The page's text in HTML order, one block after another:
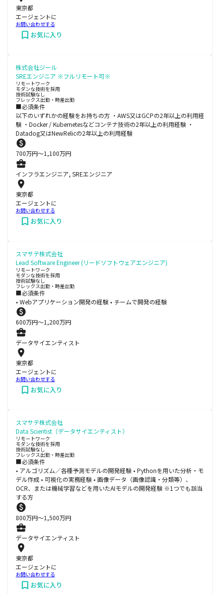
東京都
エージェントに
お問い合わせする
お気に入り
株式会社ジール
SREエンジニア ※フルリモート可※
リモートワーク
モダンな技術を採用
技術試験なし
フレックス出勤・時差出勤
■必須条件
以下のいずれかの経験をお持ちの方 ・AWS又はGCPの2年以上の利用経
験 ・Docker / Kubernetesなどコンテナ技術の2年以上の利用経験 ・
Datadog又はNewRelicの2年以上の利用経験
700万円〜1,100万円
インフラエンジニア, SREエンジニア
東京都
エージェントに
お問い合わせする
お気に入り
スマサテ株式会社
Lead Software Engineer (リードソフトウェアエンジニア)
リモートワーク
モダンな技術を採用
技術試験なし
フレックス出勤・時差出勤
■必須条件
• Webアプリケーション開発の経験 • チームで開発の経験
600万円〜1,200万円
データサイエンティスト
東京都
エージェントに
お問い合わせする
お気に入り
スマサテ株式会社
Data Scientist（データサイエンティスト）
リモートワーク
モダンな技術を採用
技術試験なし
フレックス出勤・時差出勤
■必須条件
• アルゴリズム／各種予測モデルの開発経験 • Pythonを用いた分析・モ
デル作成 • 可視化の実務経験 • 画像データ（画像認識・分類等）、
OCR、または機械学習などを用いたAIモデルの開発経験 ※1つでも該当
する方
800万円〜1,500万円
データサイエンティスト
東京都
エージェントに
お問い合わせする
お気に入り